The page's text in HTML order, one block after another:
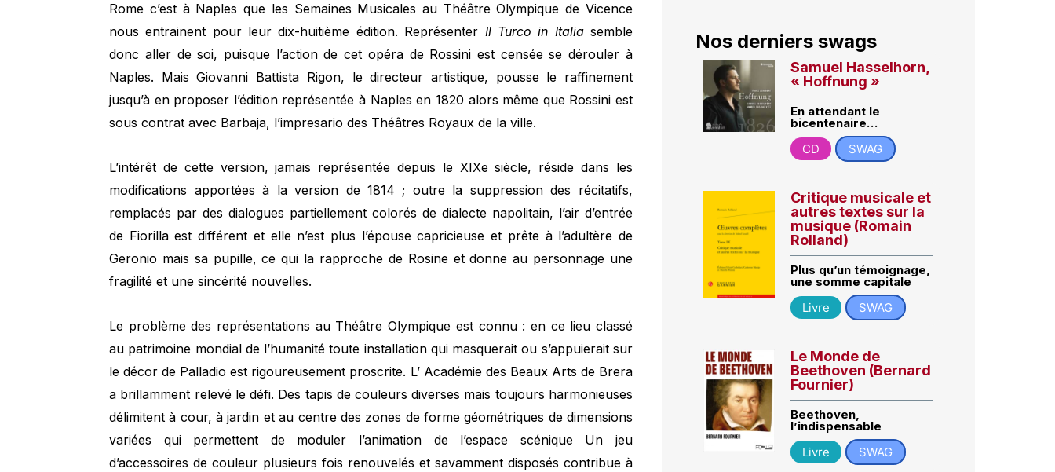
Rome c’est à Naples que les Semaines Musicales au Théâtre Olympique de Vicence
nous entrainent pour leur dix-huitième édition. Représenter Il Turco in Italiasemble
donc aller de soi, puisque l’action de cet opéra de Rossini est censée se dérouler à
Naples. Mais Giovanni Battista Rigon, le directeur artistique, pousse le raffinement
jusqu’à en proposer l’édition représentée à Naples en 1820 alors même que Rossini est
sous contrat avec Barbaja, l’impresario des Théâtres Royaux de la ville.
L’intérêt de cette version, jamais représentée depuis le XIXe siècle, réside dans les
modifications apportées à la version de 1814 ; outre la suppression des récitatifs,
remplacés par des dialogues partiellement colorés de dialecte napolitain, l’air d’entrée
de Fiorilla est différent et elle n’est plus l’épouse capricieuse et prête à l’adultère de
Geronio mais sa pupille, ce qui la rapproche de Rosine et donne au personnage une
fragilité et une sincérité nouvelles.
Le problème des représentations au Théâtre Olympique est connu : en ce lieu classé
au patrimoine mondial de l’humanité toute installation qui masquerait ou s’appuierait sur
le décor de Palladio est rigoureusement proscrite. L’ Académie des Beaux Arts de Brera
a brillamment relevé le défi. Des tapis de couleurs diverses mais toujours harmonieuses
délimitent à cour, à jardin et au centre des zones de forme géométriques de dimensions
variées qui permettent de moduler l’animation de l’espace scénique Un jeu
d’accessoires de couleur plusieurs fois renouvelés et savamment disposés contribue à
Nos derniers swags
Samuel Hasselhorn,
« Hoffnung »
En attendant le
bicentenaire…
CD
SWAG
Critique musicale et
autres textes sur la
musique (Romain
Rolland)
Plus qu’un témoignage,
une somme capitale
Livre
SWAG
Le Monde de
Beethoven (Bernard
Fournier)
Beethoven,
l’indispensable
Livre
SWAG